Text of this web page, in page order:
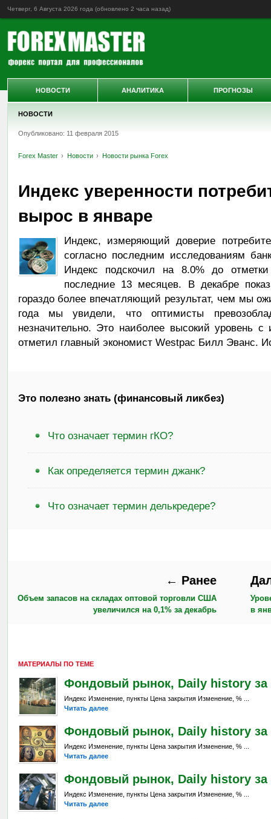
Четверг, 6 Августа 2026 года (обновлено 2 часа назад)
НОВОСТИ
Опубликовано: 11 февраля 2015
Forex Master Новости Новости рынка Forex
Индекс уверенности
вырос в январе
Индекс, измеряющий доверие
согласно последним исследованиям
Индекс подскочил на 8.0% до
последние 13 месяцев. В декабре
гораздо более впечатляющий результат, чем мы
года мы увидели, что оптимисты
незначительно. Это наиболее высокий уровень
отметил главный экономист Westpac Билл Эванс.
Это полезно знать (финансовый ликбез)
Что означает термин гКО?
Как определяется термин джанк?
Что означает термин делькредере?
← Ранее
Объем запасов на складах оптовой торговли США
увеличился на 0,1% за декабрь
в
МАТЕРИАЛЫ ПО ТЕМЕ
Фондовый рынок, Daily history за
Индекс Изменение, пункты Цена закрытия Изменение, % ...
Читать далее
Фондовый рынок, Daily history за
Индекс Изменение, пункты Цена закрытия Изменение, % ...
Читать далее
Фондовый рынок, Daily history за
Индекс Изменение, пункты Цена закрытия Изменение, % ...
Читать далее
НОВОСТИ АНАЛИТИКА ПРОГНОЗЫ